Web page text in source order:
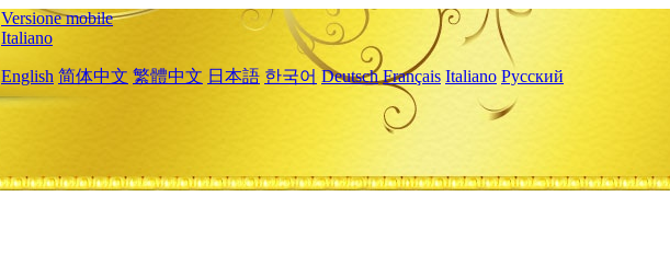
Versione mobile
Italiano
English 简体中文 繁體中文 日本語 한국어 Deutsch Français Italiano Русский